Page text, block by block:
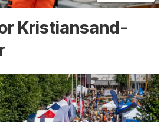
Kristiansand-